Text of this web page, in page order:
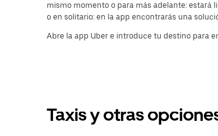
mismo momento o para más adelante: estará
o en solitario: en la app encontrarás una
Abre la app Uber e introduce tu destino para
Taxis y otras